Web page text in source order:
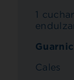
1
Cales